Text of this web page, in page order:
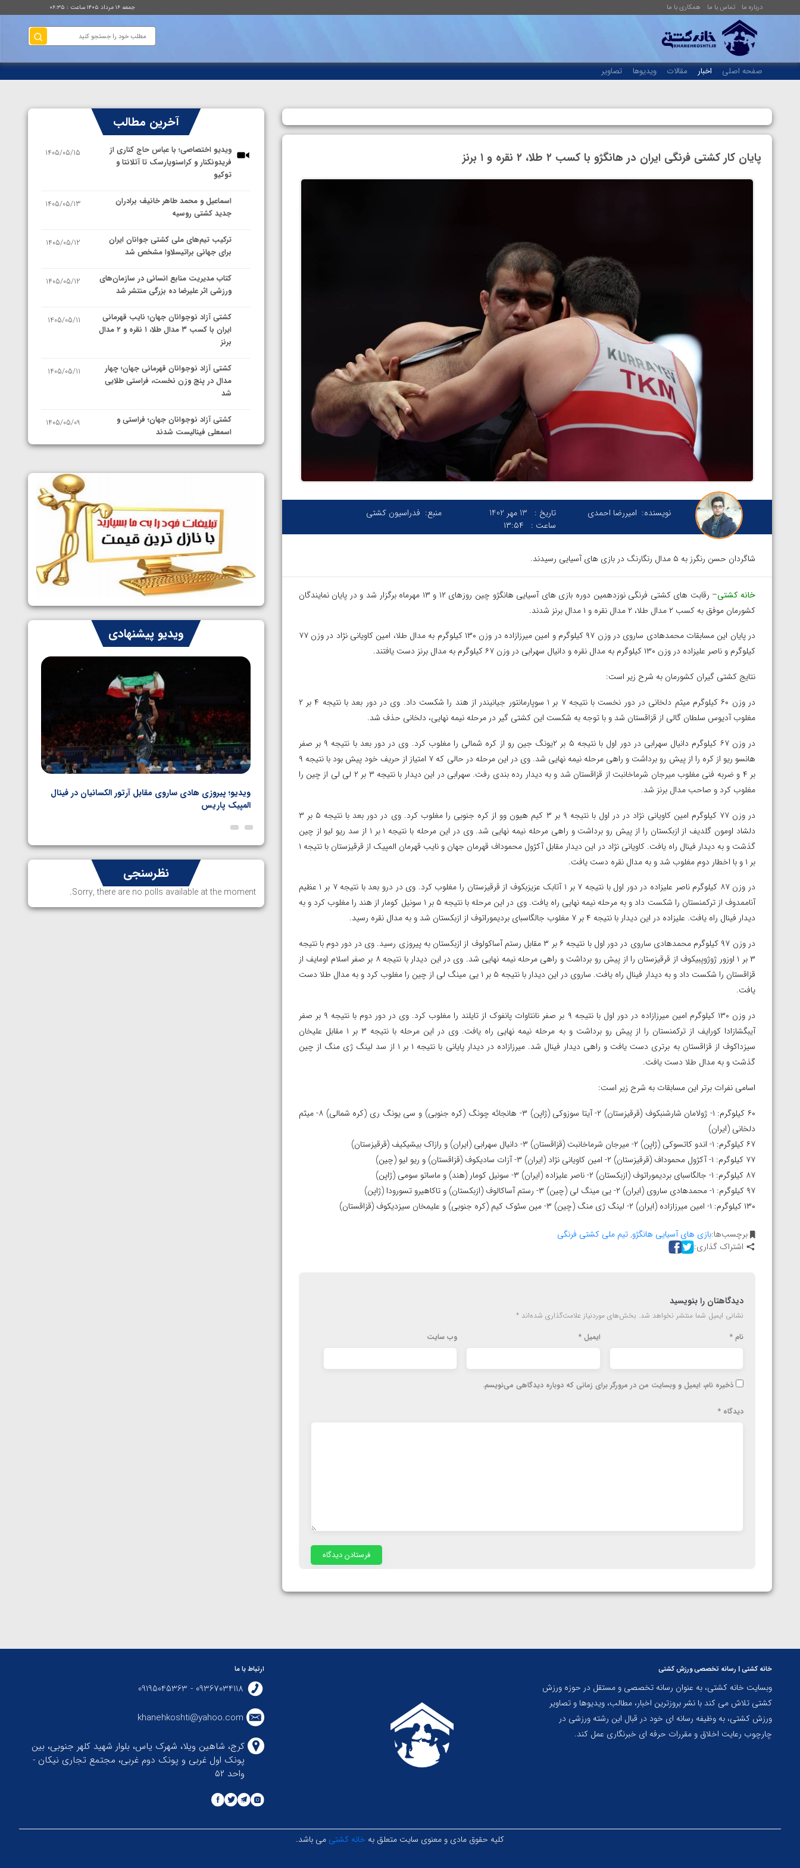
درباره ما تماس با ما همکاری با ما جمعه ۱۶ مرداد ۱۴۰۵ ساعت : ۰۶:۳۵
صفحه اصلی اخبار مقالات ویدیوها تصاویر
پایان کار کشتی فرنگی ایران در هانگژو با کسب ۲ طلا، ۲ نقره و ۱ برنز
نویسنده: امیررضا احمدی تاریخ :
13 مهر 1402
ساعت :
۱۳:۵۴
منبع: فدراسیون کشتی
شاگردان حسن رنگرز به ۵ مدال رنگارنگ در بازی های آسیایی رسیدند.
خانه کشتی
– رقابت های کشتی فرنگی نوزدهمین دوره بازی های آسیایی هانگژو چین روزهای ۱۲ و ۱۳ مهرماه برگزار شد و در پایان نمایندگان
کشورمان موفق به کسب ۲ مدال طلا، ۲ مدال نقره و ۱ مدال برنز شدند.
در پایان این مسابقات محمدهادی ساروی در وزن ۹۷ کیلوگرم و امین میرزازاده در وزن ۱۳۰ کیلوگرم به مدال طلا، امین کاویانی نژاد در وزن ۷۷
کیلوگرم و ناصر علیزاده در وزن ۱۳۰ کیلوگرم به مدال نقره و دانیال سهرابی در وزن ۶۷ کیلوگرم به مدال برنز دست یافتند.
نتایج کشتی گیران کشورمان به شرح زیر است:
در وزن ۶۰ کیلوگرم میثم دلخانی در دور نخست با نتیجه ۷ بر ۱ سوپارمانتور جیانیندر از هند را شکست داد. وی در دور بعد با نتیجه ۴ بر ۲
مغلوب آدیوس سلطان گالی از قزاقستان شد و با توجه به شکست این کشتی گیر در مرحله نیمه نهایی، دلخانی حذف شد.
در وزن ۶۷ کیلوگرم دانیال سهرابی در دور اول با نتیجه ۵ بر ۲یونگ جین رو از کره شمالی را مغلوب کرد. وی در دور بعد با نتیجه ۹ بر صفر
هانسو ریو از کره را از پیش رو برداشت و راهی مرحله نیمه نهایی شد. وی در این مرحله در حالی که ۷ امتیاز از حریف خود پیش بود با نتیجه ۹
بر ۴ و ضربه فنی مغلوب میرجان شرماخانبت از قزاقستان شد و به دیدار رده بندی رفت. سهرابی در این دیدار با نتیجه ۳ بر ۲ لی لی از چین را
مغلوب کرد و صاحب مدال برنز شد.
در وزن ۷۷ کیلوگرم امین کاویانی نژاد در در اول با نتیجه ۹ بر ۳ کیم هیون وو از کره جنوبی را مغلوب کرد. وی در دور بعد با نتیجه ۵ بر ۳
دلشاد اومون گلدیف از ازبکستان را از پیش رو برداشت و راهی مرحله نیمه نهایی شد. وی در این مرحله با نتیجه ۱ بر ۱ از سد ریو لیو از چین
گذشت و به دیدار فینال راه یافت. کاویانی نژاد در این دیدار مقابل آکژول محموداف قهرمان جهان و نایب قهرمان المپیک از قرقیزستان با نتیجه ۱
بر ۱ و با اخطار دوم مغلوب شد و به مدال نقره دست یافت.
در وزن ۸۷ کیلوگرم ناصر علیزاده در دور اول با نتیجه ۷ بر ۱ آتابک عزیزبکوف از قرقیزستان را مغلوب کرد. وی در درو بعد با نتیجه ۷ بر ۱ عظیم
آناممدوف از ترکمنستان را شکست داد و به مرحله نیمه نهایی راه یافت. وی در این مرحله با نتیجه ۵ بر ۱ سونیل کومار از هند را مغلوب کرد و به
دیدار فینال راه یافت. علیزاده در این دیدار با نتیجه ۴ بر ۷ مغلوب جالگاسبای بردیموراتوف از ازبکستان شد و به مدال نقره رسید.
در وزن ۹۷ کیلوگرم محمدهادی ساروی در دور اول با نتیجه ۶ بر ۳ مقابل رستم آساکولوف از ازبکستان به پیروزی رسید. وی‌ در دور دوم با نتیجه
۳ بر ۱ اوزور ژوژوپبیکوف از قرقیزستان را از پیش رو برداشت و راهی مرحله نیمه نهایی شد. وی در این دیدار با نتیجه ۸ بر صفر اسلام اومایف از
قزاقستان را شکست داد و به دیدار فینال راه یافت. ساروی در این دیدار با نتیجه ۵ بر ۱ یی مینگ لی از چین را مغلوب کرد و به مدال طلا دست
یافت.
در وزن ۱۳۰ کیلوگرم امین میرزازاده در دور اول با نتیجه ۹ بر صفر نانتاوات پانفوک از تایلند را مغلوب کرد. وی در دور دوم با نتیجه ۹ بر صفر
آیبگشازادا کورایف از ترکمنستان را از پیش رو برداشت و به مرحله نیمه نهایی راه یافت. وی در این مرحله با نتیجه ۳ بر ۱ مقابل علیخان
سیزداکوف از قزاقستان به برتری دست یافت و راهی دیدار فینال شد. میرزازاده در دیدار پایانی با نتیجه ۱ بر ۱ از سد لینگ ژی منگ از چین
گذشت و به مدال طلا دست یافت.
اسامی نفرات برتر این مسابقات به شرح زیر است:
۶۰ کیلوگرم: ۱- ژولامان شارشنبکوف (قرقیزستان) ۲- آیتا سوزوکی (ژاپن) ۳- هانجائه چونگ (کره جنوبی) و سی یونگ ری (کره شمالی) ۸- میثم
دلخانی (ایران)
۶۷ کیلوگرم: ۱- اندو کاتسوکی (ژاپن) ۲- میرجان شرماخانبت (قزاقستان) ۳- دانیال سهرابی (ایران) و رازاک بیشیکیف (قرقیزستان)
۷۷ کیلوگرم: ۱- آکژول محموداف (قرقیزستان) ۲- امین کاویانی نژاد (ایران) ۳- آزات سادیکوف (قزاقستان) و ریو لیو (چین)
۸۷ کیلوگرم: ۱- جالگاسبای بردیموراتوف (ازبکستان) ۲- ناصر علیزاده (ایران) ۳- سونیل کومار (هند) و ماساتو سومی (ژاپن)
۹۷ کیلوگرم: ۱- محمدهادی ساروی (ایران) ۲- یی مینگ لی (چین) ۳- رستم آساکالوف (ازبکستان) و تاکاهیرو تسورودا (ژاپن)
۱۳۰ کیلوگرم: ۱- امین میرزازاده (ایران) ۲- لینگ ژی منگ (چین) ۳- مین سئوک کیم (کره جنوبی) و علیمخان سیزدیکوف (قزاقستان)
برچسب‌ها:بازی های آسیایی هانگژو,تیم ملی کشتی فرنگی
اشتراک گذاری:
دیدگاهتان را بنویسید
نشانی ایمیل شما منتشر نخواهد شد. بخش‌های موردنیاز علامت‌گذاری شده‌اند *
نام * ایمیل* وب‌ سایت
ذخیره نام، ایمیل و وبسایت من در مرورگر برای زمانی که دوباره دیدگاهی می‌نویسم.
دیدگاه *
آخرین مطالب
ویدیو اختصاصی؛ با عباس حاج کناری از
فریدونکنار و کراسنویارسک تا آتلانتا و
توکیو
1405/05/15
اسماعیل و محمد طاهر خانیف برادران
جدید کشتی روسیه
1405/05/13
ترکیب تیم‌های ملی کشتی جوانان ایران
برای جهانی براتیسلاوا مشخص شد
1405/05/12
کتاب مدیریت منابع انسانی در سازمان‌های
ورزشی اثر علیرضا ده بزرگی منتشر شد
1405/05/12
کشتی آزاد نوجوانان جهان؛ نایب قهرمانی
ایران با کسب ۳ مدال طلا، ۱ نقره و ۲ مدال
برنز
1405/05/11
کشتی آزاد نوجوانان قهرمانی جهان؛ چهار
مدال در پنج وزن نخست، فراستی طلایی
شد
1405/05/11
کشتی آزاد نوجوانان جهان؛ فراستی و
اسمعلی فینالیست شدند
1405/05/09
نمایندگان ایران مشخص شدند
سوم برای ایران
1405/05/07
ایران چشم به راه چهار مدال در پنج وزن
دوم کشتی فرنگی نوجوانان جهان
1405/05/06
ویدیو پیشنهادی
امین میرزازاده
ویدیو؛ باخت امین کاویانی نژاد مقابل مالخاز آمویان از
ویدیو؛ پیروزی هادی ساروی مقابل آرتور الکسانیان در فینال
المپیک پاریس
نظرسنجی
Sorry, there are no polls available at the moment.
خانه کشتی | رسانه تخصصی ورزش کشتی
وبسایت خانه کشتی، به عنوان رسانه تخصصی و مستقل در حوزه ورزش
کشتی تلاش می کند با نشر بروزترین اخبار، مطالب، ویدیوها و تصاویر
ورزش کشتی، به وظیفه رسانه ای خود در قبال این رشته ورزشی در
چارچوب رعایت اخلاق و مقررات حرفه ای خبرنگاری عمل کند.
ارتباط با ما
09367034118 - 09195045363
khanehkoshti@yahoo.com
کرج، شاهین ویلا، شهرک یاس، بلوار شهید کلهر جنوبی، بین
پونک اول غربی و پونک دوم غربی، مجتمع تجاری نیکان -
واحد ۵۲
کلیه حقوق مادی و معنوی سایت متعلق به خانه کشتی می باشد.